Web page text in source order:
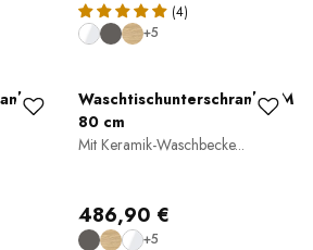
(4)
+5
Waschtischunterschrank TIM
80 cm
Mit Keramik-Waschbecke...
486,90 €
+5